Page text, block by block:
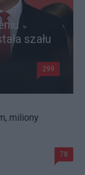
szału
299
miliony
78